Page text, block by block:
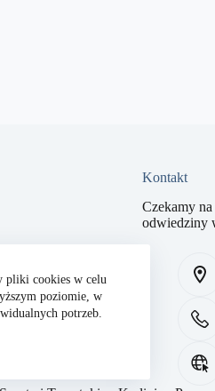
pliki cookies w celu
poziomie, w
potrzeb.
Kontakt
Czekamy
odwiedziny